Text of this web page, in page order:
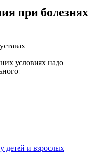
при болезнях
условиях надо
детей и взрослых